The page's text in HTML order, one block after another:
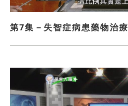
第7集－失智症病患藥物治療